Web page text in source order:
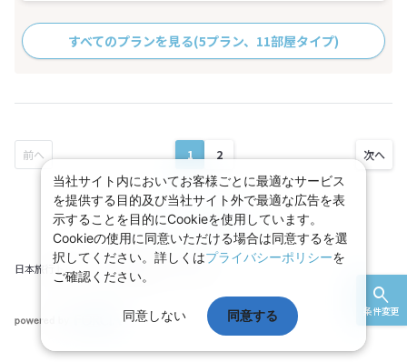
条件変更
すべてのプランを見る(5プラン、11部屋タイプ)
1 2
ページ上部へ
日本旅行トップ JR・新幹線＋ホテル一覧
当社サイト内においてお客様ごとに最適なサービス
を提供する目的及び当社サイト外で最適な広告を表
示することを目的にCookieを使用しています。
Cookieの使用に同意いただける場合は同意するを選
択してください。詳しくはプライバシーポリシーを
ご確認ください。
同意しない 同意する